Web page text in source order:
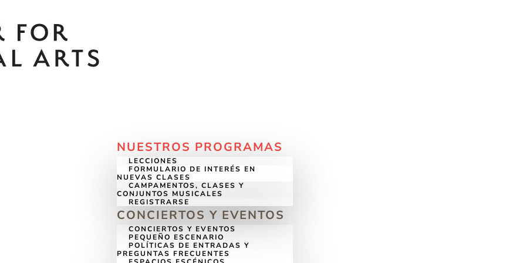
NUESTROS PROGRAMAS
LECCIONES
FORMULARIO DE INTERÉS EN
NUEVAS CLASES
CAMPAMENTOS, CLASES Y
CONJUNTOS MUSICALES
REGISTRARSE
CONCIERTOS Y EVENTOS
CONCIERTOS Y EVENTOS
PEQUEÑO ESCENARIO
POLÍTICAS DE ENTRADAS Y
PREGUNTAS FRECUENTES